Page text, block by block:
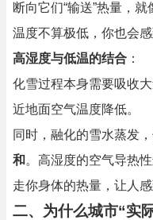
断向它们“输送”热量，
温度不算极低，你也会
高湿度与低温的结合 ：
化雪过程本身需要吸收
近地面空气温度降低。
同时，融化的雪水蒸发
和 。高湿度的空气导热
走你身体的热量，让人
二、为什么城市“实